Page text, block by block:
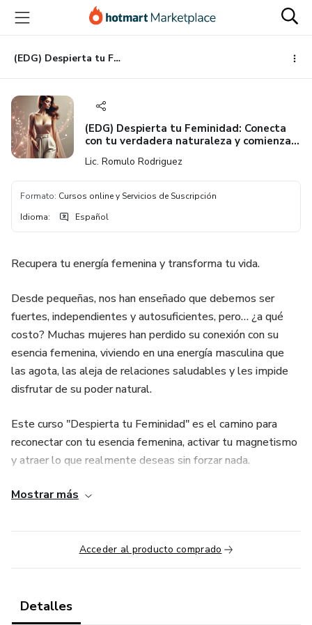
principal
página
de
página
(EDG) Despierta tu Feminidad: Conecta con tu verdadera naturaleza y comienza a vibrar alto
(EDG) Despierta tu Feminidad: Conecta
con tu verdadera naturaleza y comienza a
Lic. Romulo Rodriguez
Formato: Cursos online y Servicios de Suscripción
Idioma: Español
Recupera tu energía femenina y transforma tu vida.
Desde pequeñas, nos han enseñado que debemos ser
fuertes, independientes y autosuficientes, pero… ¿a qué
costo? Muchas mujeres han perdido su conexión con su
esencia femenina, viviendo en una energía masculina que
las agota, las aleja de relaciones saludables y les impide
disfrutar de su poder natural.
Este curso "Despierta tu Feminidad" es el camino para
reconectar con tu esencia femenina, activar tu magnetismo
y atraer lo que realmente deseas sin forzar nada.
💖 ¿Este curso es para ti?
✔️ Si te sientes desconectada de tu feminidad y atrapada
en una vida de lucha constante.
un hombre de alto valor.
Mostrar más
Acceder al producto comprado
Detalles